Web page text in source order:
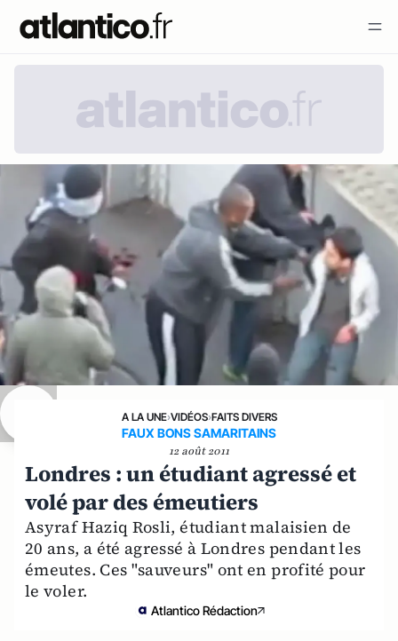
A LA UNE›VIDÉOS›FAITS DIVERS
FAUX BONS SAMARITAINS
12 août 2011
Londres : un étudiant agressé et
volé par des émeutiers
Asyraf Haziq Rosli, étudiant malaisien de
20 ans, a été agressé à Londres pendant les
émeutes. Ces "sauveurs" ont en profité pour
le voler.
Atlantico Rédaction